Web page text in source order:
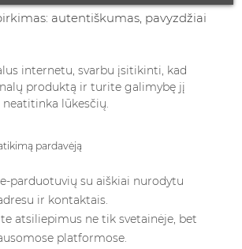
autentiškumas, pavyzdžiai
internetu, svarbu įsitikinti, kad
produktą ir turite galimybę jį
lūkesčių.
pardavėją
parduotuvių su aiškiai nurodytu
ir kontaktais.
atsiliepimus ne tik svetainėje, bet
platformose.